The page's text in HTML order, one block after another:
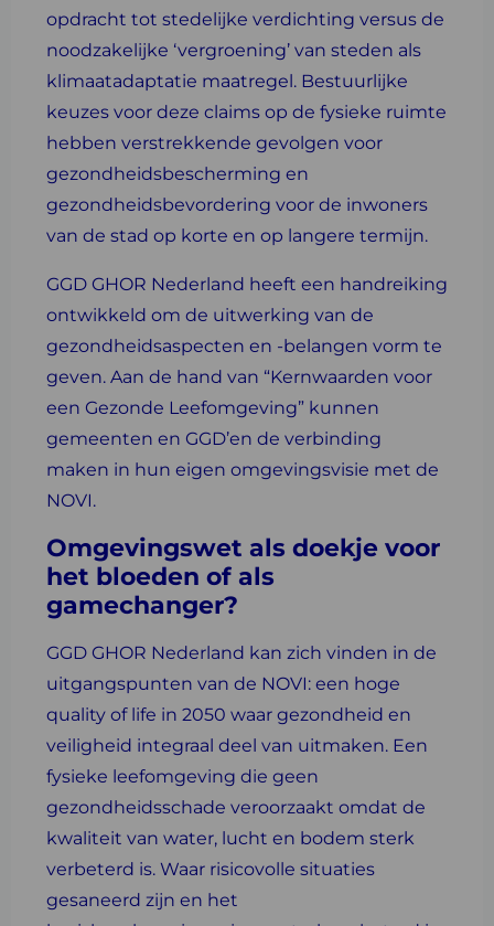
opdracht tot stedelijke verdichting versus de
noodzakelijke ‘vergroening’ van steden als
klimaatadaptatie maatregel. Bestuurlijke
keuzes voor deze claims op de fysieke ruimte
hebben verstrekkende gevolgen voor
gezondheidsbescherming en
gezondheidsbevordering voor de inwoners
van de stad op korte en op langere termijn.
GGD GHOR Nederland heeft een handreiking
ontwikkeld om de uitwerking van de
gezondheidsaspecten en -belangen vorm te
geven. Aan de hand van “Kernwaarden voor
een Gezonde Leefomgeving” kunnen
gemeenten en GGD’en de verbinding
maken in hun eigen omgevingsvisie met de
NOVI.
Omgevingswet als doekje voor
het bloeden of als
gamechanger?
GGD GHOR Nederland kan zich vinden in de
uitgangspunten van de NOVI: een hoge
quality of life in 2050 waar gezondheid en
veiligheid integraal deel van uitmaken. Een
fysieke leefomgeving die geen
gezondheidsschade veroorzaakt omdat de
kwaliteit van water, lucht en bodem sterk
verbeterd is. Waar risicovolle situaties
gesaneerd zijn en het